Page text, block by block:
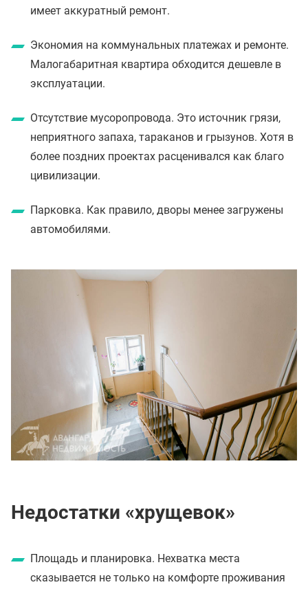
имеет аккуратный ремонт.
Экономия на коммунальных платежах и ремонте.
Малогабаритная квартира обходится дешевле в
эксплуатации.
Отсутствие мусоропровода. Это источник грязи,
неприятного запаха, тараканов и грызунов. Хотя в
более поздних проектах расценивался как благо
цивилизации.
Парковка. Как правило, дворы менее загружены
автомобилями.
Недостатки «хрущевок»
Площадь и планировка. Нехватка места
сказывается не только на комфорте проживания